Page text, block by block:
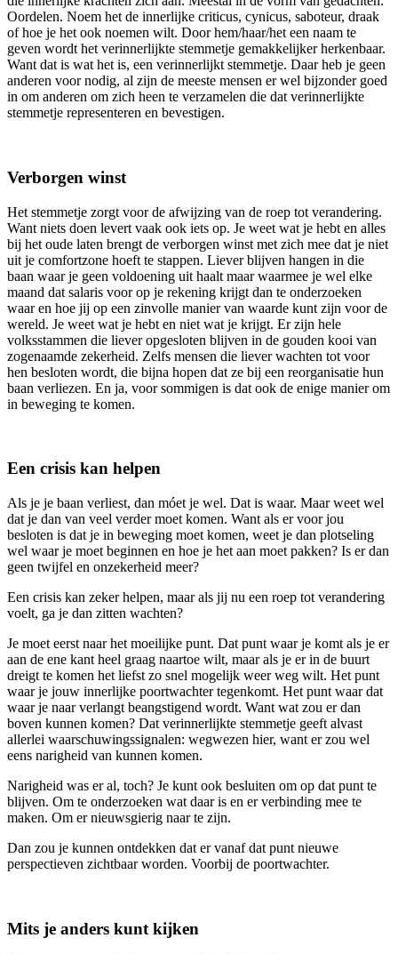
Oordelen. Noem het de innerlijke criticus, cynicus, saboteur, draak
of hoe je het ook noemen wilt. Door hem/haar/het een naam te
geven wordt het verinnerlijkte stemmetje gemakkelijker herkenbaar.
Want dat is wat het is, een verinnerlijkt stemmetje. Daar heb je geen
anderen voor nodig, al zijn de meeste mensen er wel bijzonder goed
in om anderen om zich heen te verzamelen die dat verinnerlijkte
stemmetje representeren en bevestigen.
Verborgen winst
Het stemmetje zorgt voor de afwijzing van de roep tot verandering.
Want niets doen levert vaak ook iets op. Je weet wat je hebt en alles
bij het oude laten brengt de verborgen winst met zich mee dat je niet
uit je comfortzone hoeft te stappen. Liever blijven hangen in die
baan waar je geen voldoening uit haalt maar waarmee je wel elke
maand dat salaris voor op je rekening krijgt dan te onderzoeken
waar en hoe jij op een zinvolle manier van waarde kunt zijn voor de
wereld. Je weet wat je hebt en niet wat je krijgt. Er zijn hele
volksstammen die liever opgesloten blijven in de gouden kooi van
zogenaamde zekerheid. Zelfs mensen die liever wachten tot voor
hen besloten wordt, die bijna hopen dat ze bij een reorganisatie hun
baan verliezen. En ja, voor sommigen is dat ook de enige manier om
in beweging te komen.
Een crisis kan helpen
Als je je baan verliest, dan móet je wel. Dat is waar. Maar weet wel
dat je dan van veel verder moet komen. Want als er voor jou
besloten is dat je in beweging moet komen, weet je dan plotseling
wel waar je moet beginnen en hoe je het aan moet pakken? Is er dan
geen twijfel en onzekerheid meer?
Een crisis kan zeker helpen, maar als jij nu een roep tot verandering
voelt, ga je dan zitten wachten?
Je moet eerst naar het moeilijke punt. Dat punt waar je komt als je er
aan de ene kant heel graag naartoe wilt, maar als je er in de buurt
dreigt te komen het liefst zo snel mogelijk weer weg wilt. Het punt
waar je jouw innerlijke poortwachter tegenkomt. Het punt waar dat
waar je naar verlangt beangstigend wordt. Want wat zou er dan
boven kunnen komen? Dat verinnerlijkte stemmetje geeft alvast
allerlei waarschuwingssignalen: wegwezen hier, want er zou wel
eens narigheid van kunnen komen.
Narigheid was er al, toch? Je kunt ook besluiten om op dat punt te
blijven. Om te onderzoeken wat daar is en er verbinding mee te
maken. Om er nieuwsgierig naar te zijn.
Dan zou je kunnen ontdekken dat er vanaf dat punt nieuwe
perspectieven zichtbaar worden. Voorbij de poortwachter.
Mits je anders kunt kijken